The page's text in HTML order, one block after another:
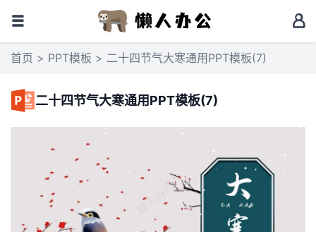
首页 > PPT模板 > 二十四节气大寒通用PPT模板(7)
二十四节气大寒通用PPT模板(7)